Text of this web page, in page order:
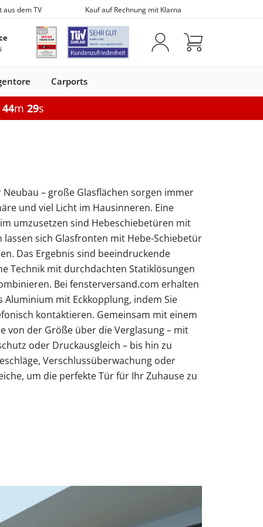
aus dem TV Kauf auf Rechnung mit Klarna
Fenstergitter
Flachdachfenster
Flachdachfenster elektrisch
Fenster mit Rollladen Fenster nach Maß
unsere Holz Fensterbänke
Balkontür sichern
unsere Schüco-Balkontüren aus
unsere Smart-Slide-Schiebetüren
Kunststoff
Paketbox
Briefkasten
Zubehör
Obentürschließer
modern
unsere Alu-Haustüren mit Schüco-
Optionen
Markise elektrisch
Markise 295 × 250 cm
Seitenmarkise
Terrasse Terrassenüberdachung
unsere Solar-Rollläden
Konfigurieren
6-5-6
Doppelstabmatten
unsere Doppeltore
unsere Sektionaltore
Carports
unsere Carports mit Abstellraum
44m 28s
– große Glasflächen sorgen immer
und viel Licht im Hausinneren. Eine
umzusetzen sind Hebeschiebetüren mit
lassen sich Glasfronten mit Hebe-Schiebetür
Das Ergebnis sind beeindruckende
Technik mit durchdachten Statiklösungen
Bei fensterversand.com erhalten
Aluminium mit Eckkopplung, indem Sie
kontaktieren. Gemeinsam mit einem
von der Größe über die Verglasung – mit
oder Druckausgleich – bis hin zu
Verschlussüberwachung oder
um die perfekte Tür für Ihr Zuhause zu